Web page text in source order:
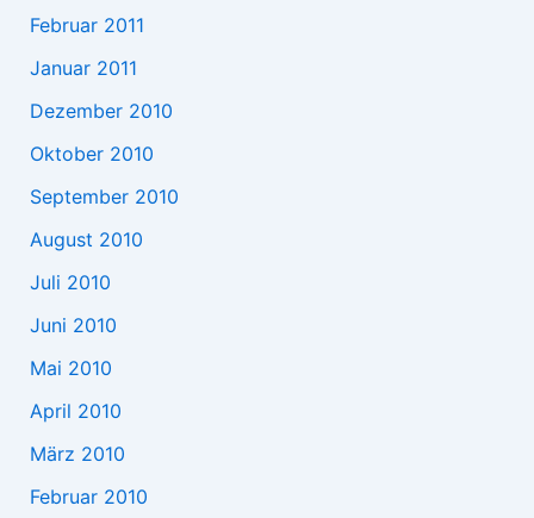
Februar 2011
Januar 2011
Dezember 2010
Oktober 2010
September 2010
August 2010
Juli 2010
Juni 2010
Mai 2010
April 2010
März 2010
Februar 2010